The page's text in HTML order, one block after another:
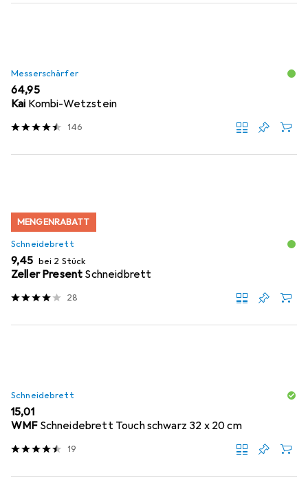
Messerschärfer
EUR
64,95
Kai Kombi-Wetzstein
146
MENGENRABATT
Schneidebrett
EUR
9,45 bei 2 Stück
Zeller Present Schneidbrett
28
Schneidebrett
EUR
15,01
WMF Schneidebrett Touch schwarz 32 x 20 cm
19